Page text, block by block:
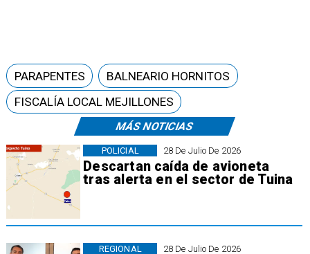
MÁS NOTICIAS
28 De Julio De 2026
Descartan caída de avioneta
tras alerta en el sector de Tuina
POLICIAL
28 De Julio De 2026
REGIONAL
PARAPENTES
BALNEARIO HORNITOS
FISCALÍA LOCAL MEJILLONES